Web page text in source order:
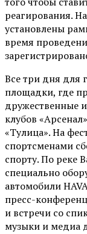
реагирования.
установлены
время
Все три дня для
площадки, где
дружественные
клубов
«Тулица». На
спортсменами
спорту. По реке
специально
автомобили
пресс-
и встречи со
музыки и медиа